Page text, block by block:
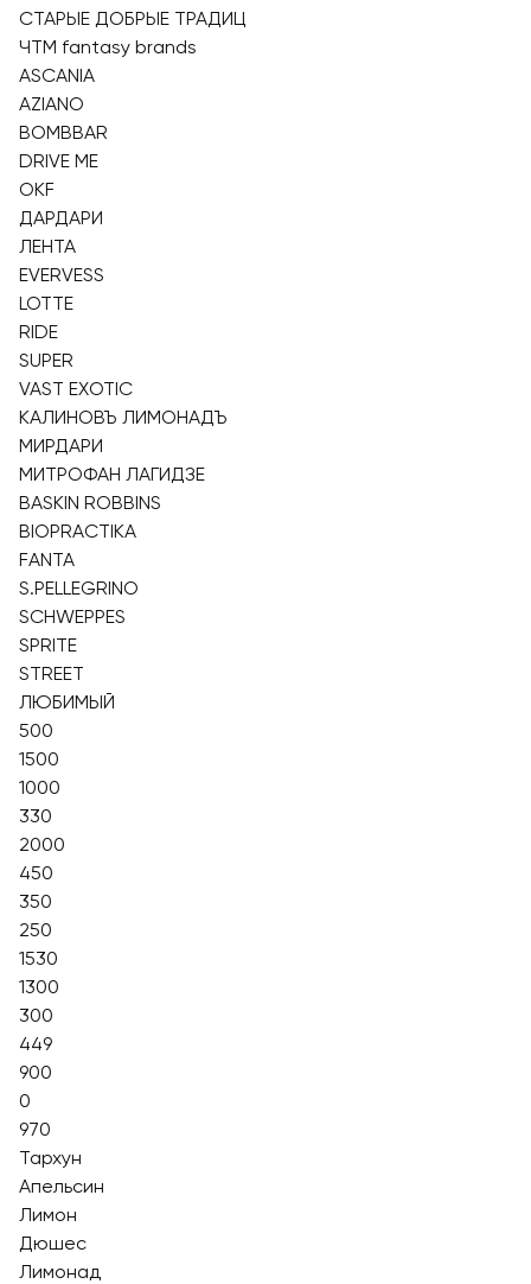
СТАРЫЕ ДОБРЫЕ ТРАДИЦ
ЧТМ fantasy brands
ASCANIA
AZIANO
BOMBBAR
DRIVE ME
OKF
ДАРДАРИ
ЛЕНТА
EVERVESS
LOTTE
RIDE
SUPER
VAST EXOTIC
КАЛИНОВЪ ЛИМОНАДЪ
МИРДАРИ
МИТРОФАН ЛАГИДЗЕ
BASKIN ROBBINS
BIOPRACTIKA
FANTA
S.PELLEGRINO
SCHWEPPES
SPRITE
STREET
ЛЮБИМЫЙ
500
1500
1000
330
2000
450
350
250
1530
1300
300
449
900
0
970
Тархун
Апельсин
Лимон
Дюшес
Лимонад